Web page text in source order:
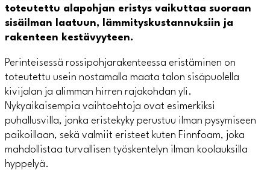
toteutettu alapohjan eristys vaikuttaa suoraan
sisäilman laatuun, lämmityskustannuksiin ja
rakenteen kestävyyteen.
Perinteisessä rossipohjarakenteessa eristäminen on
toteutettu usein nostamalla maata talon sisäpuolella
kivijalan ja alimman hirren rajakohdan yli.
Nykyaikaisempia vaihtoehtoja ovat esimerkiksi
puhallusvilla, jonka eristekyky perustuu ilman pysymiseen
paikoillaan, sekä valmiit eristeet kuten Finnfoam, joka
mahdollistaa turvallisen työskentelyn ilman koolauksilla
hyppelyä.